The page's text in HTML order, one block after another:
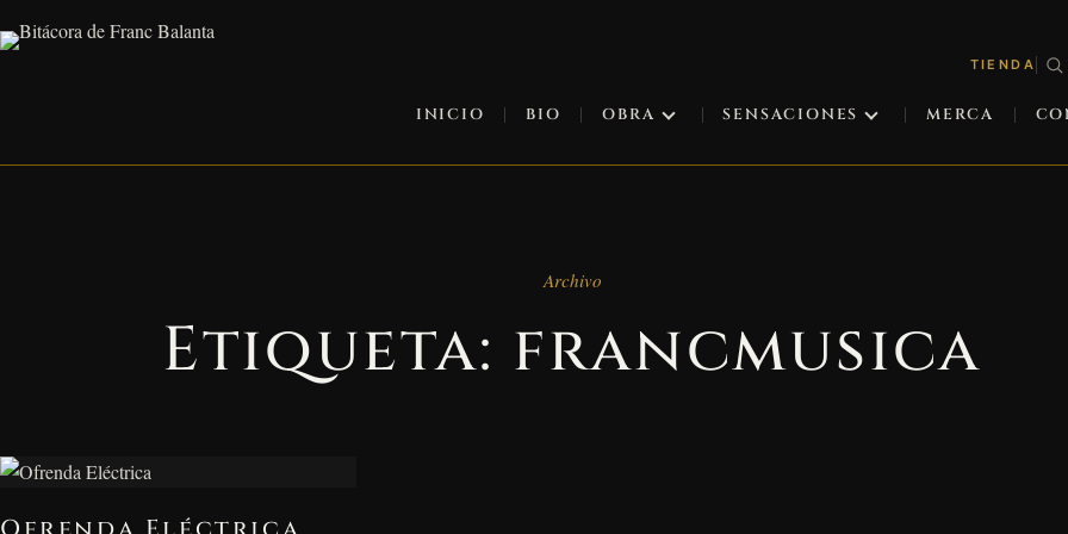
TIENDA
INICIO BIO OBRA SENSACIONES MERCA
Archivo
Etiqueta: francmusica